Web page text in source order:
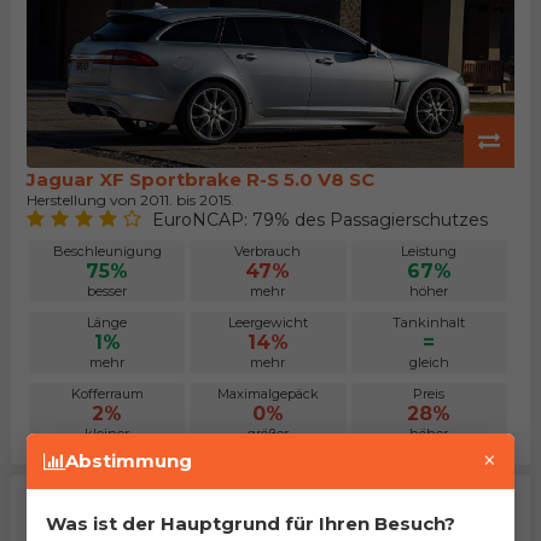
Jaguar XF Sportbrake R-S 5.0 V8 SC
Herstellung von 2011. bis 2015.
EuroNCAP: 79% des Passagierschutzes
Beschleunigung
75%
besser
Verbrauch
47%
mehr
Leistung
67%
höher
Länge
1%
mehr
Leergewicht
14%
mehr
Tankinhalt
=
gleich
Kofferraum
2%
kleiner
Maximalgepäck
0%
größer
Preis
28%
höher
Abstimmung ×
Was ist der Hauptgrund für Ihren Besuch?